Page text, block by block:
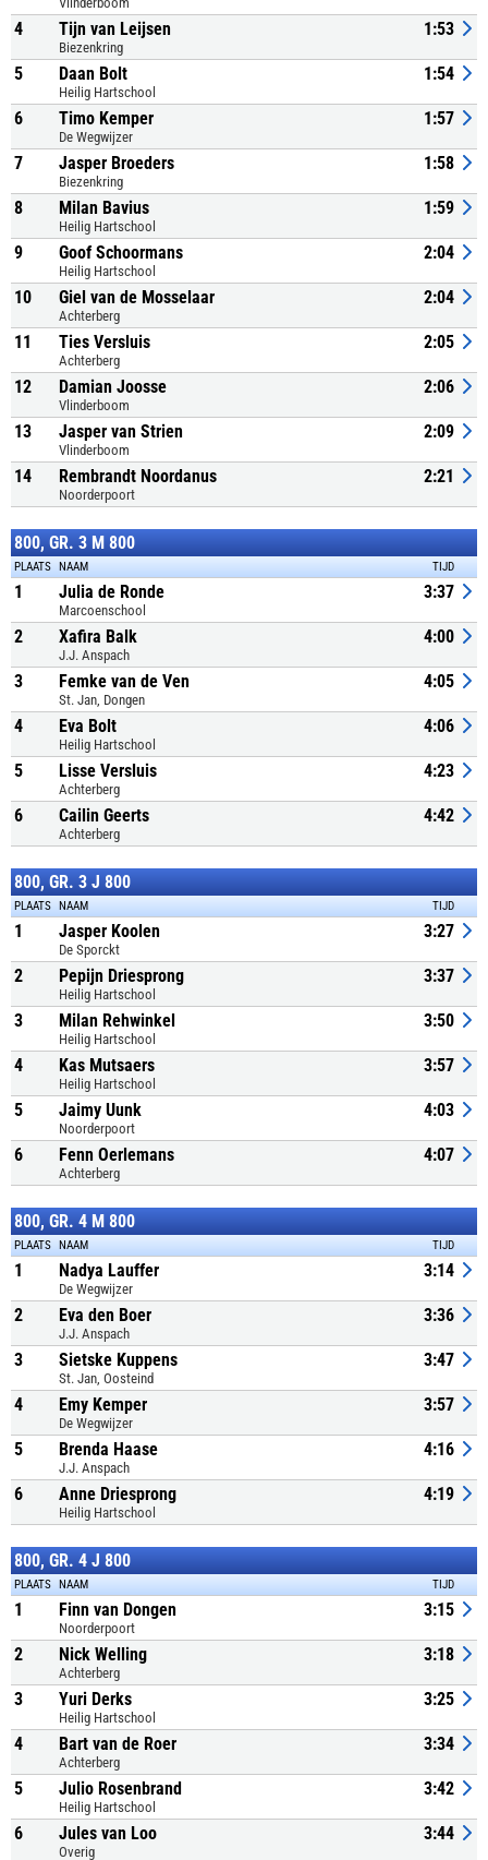
4 Tijn van Leijsen
Biezenkring
1:53
5 Daan Bolt
Heilig Hartschool
1:54
6 Timo Kemper
De Wegwijzer
1:57
7 Jasper Broeders
Biezenkring
1:58
8 Milan Bavius
Heilig Hartschool
1:59
9 Goof Schoormans
Heilig Hartschool
2:04
10 Giel van de Mosselaar
Achterberg
2:04
11 Ties Versluis
Achterberg
2:05
12 Damian Joosse
Vlinderboom
2:06
13 Jasper van Strien
Vlinderboom
2:09
14 Rembrandt Noordanus
Noorderpoort
2:21
800, GR. 3 M 800
PLAATS NAAM TIJD
1 Julia de Ronde
Marcoenschool
3:37
2 Xafira Balk
J.J. Anspach
4:00
3 Femke van de Ven
St. Jan, Dongen
4:05
4 Eva Bolt
Heilig Hartschool
4:06
5 Lisse Versluis
Achterberg
4:23
6 Cailin Geerts
Achterberg
4:42
800, GR. 3 J 800
PLAATS NAAM TIJD
1 Jasper Koolen
De Sporckt
3:27
2 Pepijn Driesprong
Heilig Hartschool
3:37
3 Milan Rehwinkel
Heilig Hartschool
3:50
4 Kas Mutsaers
Heilig Hartschool
3:57
5 Jaimy Uunk
Noorderpoort
4:03
6 Fenn Oerlemans
Achterberg
4:07
800, GR. 4 M 800
PLAATS NAAM TIJD
1 Nadya Lauffer
De Wegwijzer
3:14
2 Eva den Boer
J.J. Anspach
3:36
3 Sietske Kuppens
St. Jan, Oosteind
3:47
4 Emy Kemper
De Wegwijzer
3:57
5 Brenda Haase
J.J. Anspach
4:16
6 Anne Driesprong
Heilig Hartschool
4:19
800, GR. 4 J 800
PLAATS NAAM TIJD
1 Finn van Dongen
Noorderpoort
3:15
2 Nick Welling
Achterberg
3:18
3 Yuri Derks
Heilig Hartschool
3:25
4 Bart van de Roer
Achterberg
3:34
5 Julio Rosenbrand
Heilig Hartschool
3:42
6 Jules van Loo
Overig
3:44